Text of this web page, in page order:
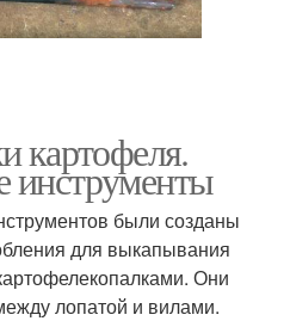
картофеля.
инструменты
были созданы
для выкапывания
Они
лопатой и вилами.